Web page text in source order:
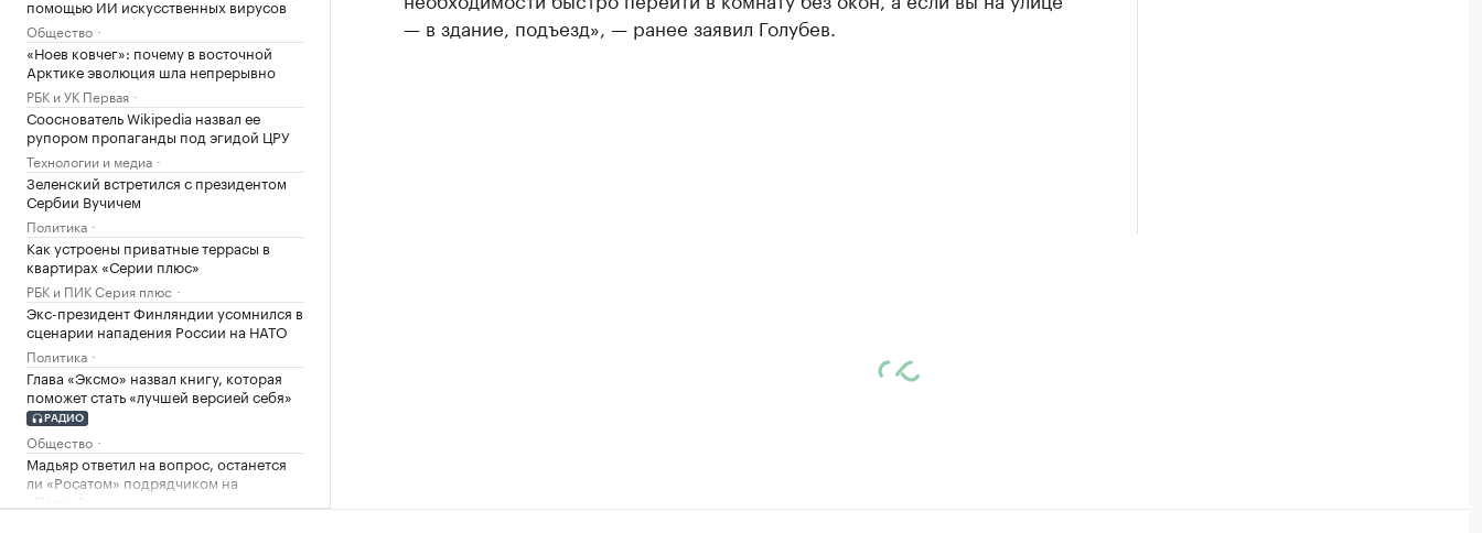
помощью ИИ искусственных вирусов
Общество
«Ноев ковчег»: почему в восточной
Арктике эволюция шла непрерывно
РБК и УК Первая
Сооснователь Wikipedia назвал ее
рупором пропаганды под эгидой ЦРУ
Технологии и медиа
Зеленский встретился с президентом
Сербии Вучичем
Политика
Как устроены приватные террасы в
квартирах «Серии плюс»
РБК и ПИК Серия плюс
Экс-президент Финляндии усомнился в
сценарии нападения России на НАТО
Политика
Глава «Эксмо» назвал книгу, которая
поможет стать «лучшей версией себя»
РАДИО
Общество
Мадьяр ответил на вопрос, останется
ли «Росатом» подрядчиком на
— в здание, подъезд», — ранее заявил Голубев.